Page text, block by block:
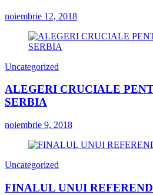
noiembrie 12, 2018
Uncategorized
ALEGERI CRUCIALE
SERBIA
noiembrie 9, 2018
Uncategorized
FINALUL UNUI